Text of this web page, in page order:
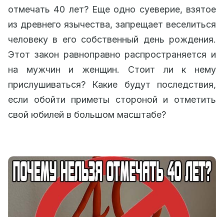
отмечать 40 лет? Еще одно суеверие, взятое
из древнего язычества, запрещает веселиться
человеку в его собственный день рождения.
Этот закон равноправно распространяется и
на мужчин и женщин. Стоит ли к нему
прислушиваться? Какие будут последствия,
если обойти приметы стороной и отметить
свой юбилей в большом масштабе?